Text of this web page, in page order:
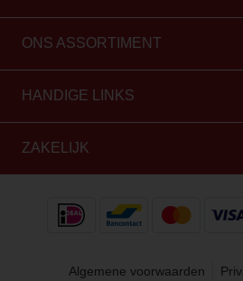
ONS ASSORTIMENT
HANDIGE LINKS
ZAKELIJK
Algemene voorwaarden